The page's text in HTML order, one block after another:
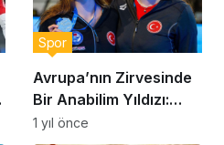
Avrupa’nın Zirvesinde
Bir Anabilim Yıldızı:
Selin Hürmeriç
Spor
1 yıl önce